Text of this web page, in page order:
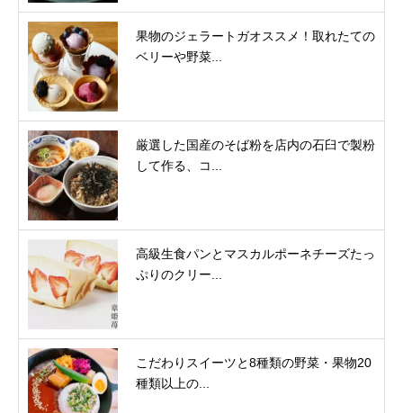
果物のジェラートガオススメ！取れたての
ベリーや野菜...
厳選した国産のそば粉を店内の石臼で製粉
して作る、コ...
高級生食パンとマスカルポーネチーズたっ
ぷりのクリー...
こだわりスイーツと8種類の野菜・果物20
種類以上の...